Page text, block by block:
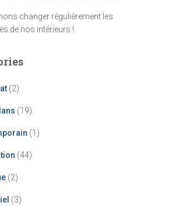
changer régulièrement les
de nos intérieurs !
(2)
(19)
(1)
(44)
(2)
(3)